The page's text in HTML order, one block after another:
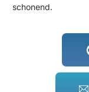
schonend.